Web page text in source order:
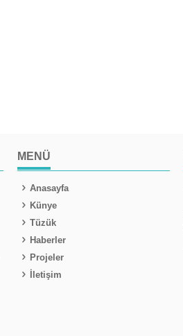
MENÜ
Anasayfa
Künye
Tüzük
Haberler
Projeler
İletişim